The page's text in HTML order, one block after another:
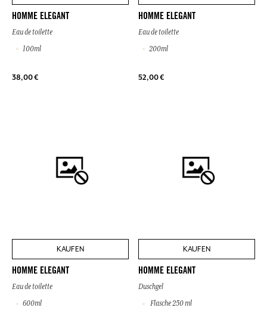
HOMME ELEGANT
Eau de toilette
100ml
38,00 €
HOMME ELEGANT
Eau de toilette
200ml
52,00 €
KAUFEN
HOMME ELEGANT
Eau de toilette
600ml
KAUFEN
HOMME ELEGANT
Duschgel
Flasche 250 ml